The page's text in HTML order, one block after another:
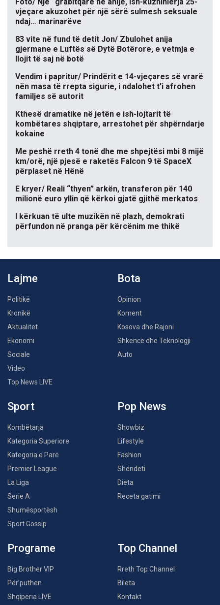
vjeçare akuzohet për një sërë sulmesh seksuale
ndaj… marinarëve
83 vite në fund të detit Jon/ Zbulohet anija
gjermane e Luftës së Dytë Botërore, e vetmja e
llojit të saj në botë
Vendim i papritur/ Prindërit e 14-vjeçares së vrarë
nën masa të rrepta sigurie, i ndalohet t’i afrohen
familjes së autorit
Kthesë dramatike në jetën e ish-lojtarit të
kombëtares shqiptare, arrestohet për shpërndarje
kokaine
Me peshë rreth 4 tonë dhe me shpejtësi mbi 8 mijë
km/orë, një pjesë e raketës Falcon 9 të SpaceX
përplaset në Hënë
E kryer/ Reali “thyen” arkën, transferon për 140
milionë euro yllin që kërkoi gjatë gjithë merkatos
I kërkuan të ulte muzikën në plazh, demokrati
përfundon në pranga për kërcënim me thikë
Lajme
Politikë
Kronikë
Aktualitet
Ekonomi
Sociale
Video
Top News LIVE
Bota
Opinion
Koment
Kosova dhe Rajoni
Shkencë dhe Teknologji
Auto
Sport
Kombëtarja
Kategoria Superiore
Kategoria e Parë
Premier League
La Liga
Serie A
Shumësportësh
Sport Gossip
Pop News
Showbiz
Lifestyle
Fashion
Shëndeti
Dieta
Receta gatimi
Programe
Big Brother VIP
Për’puthen
Shqipëria LIVE
Top Channel
Rreth Top Channel
Bileta
Kontakt